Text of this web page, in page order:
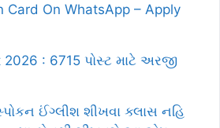
Card On WhatsApp – Apply
2026 : 6715 પોસ્ટ માટે અરજી
ઈંગ્લીશ શીખવા ક્લાસ નહિ